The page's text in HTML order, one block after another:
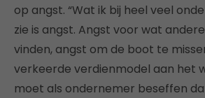
op angst. “Wat ik bij heel veel
zie is angst. Angst voor wat
vinden, angst om de boot te
verkeerde verdienmodel aan het
moet als ondernemer beseffen